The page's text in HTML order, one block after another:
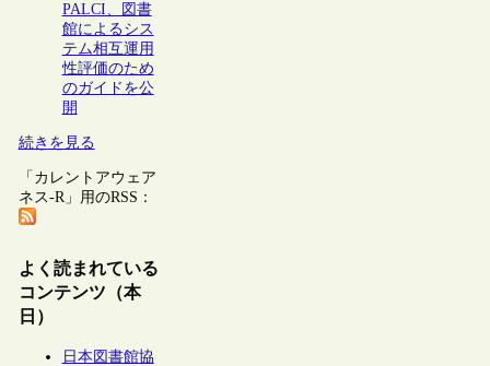
PALCI、図書
館によるシス
テム相互運用
性評価のため
のガイドを公
開
続きを見る
「カレントアウェア
ネス-R」用のRSS：
よく読まれている
コンテンツ（本
日）
日本図書館協